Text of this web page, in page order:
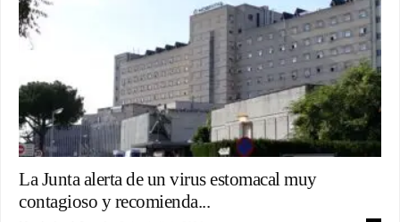
La Junta alerta de un virus estomacal muy
contagioso y recomienda...